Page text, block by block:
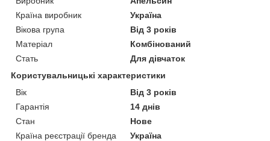
Країна виробник
Україна
Вікова група
Від 3 років
Матеріал
Комбінований
Стать
Для дівчаток
Користувальницькі характеристики
Вік
Від 3 років
Гарантія
14 днів
Стан
Нове
Країна реєстрації бренда
Україна